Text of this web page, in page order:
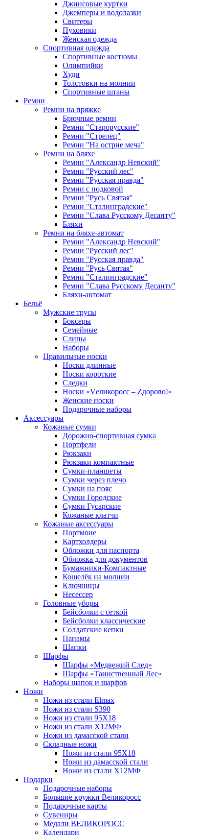
Джинсовые куртки
Джемперы и водолазки
Свитеры
Пуховики
Женская одежда
Спортивная одежда
Спортивные костюмы
Олимпийки
Худи
Толстовки на молнии
Спортивные штаны
Ремни
Ремни на пряжке
Брючные ремни
Ремни "Старорусские"
Ремни "Стрелец"
Ремни "На острие меча"
Ремни на бляхе
Ремни "Александр Невский"
Ремни "Русский лес"
Ремни "Русская правда"
Ремни с подковой
Ремни "Русь Святая"
Ремни "Сталинградские"
Ремни "Слава Русскому Десанту"
Бляхи
Ремни на бляхе-автомат
Ремни "Александр Невский"
Ремни "Русский лес"
Ремни "Русская правда"
Ремни "Русь Святая"
Ремни "Сталинградские"
Ремни "Слава Русскому Десанту"
Бляхи-автомат
Бельё
Мужские трусы
Боксеры
Семейные
Слипы
Наборы
Правильные носки
Носки длинные
Носки короткие
Следки
Носки «Vеликоросс – Zдорово!»
Женские носки
Подарочные наборы
Аксессуары
Кожаные сумки
Дорожно-спортивная сумка
Портфели
Рюкзаки
Рюкзаки компактные
Сумки-планшеты
Сумки через плечо
Сумки на пояс
Сумки Городские
Сумки Гусарские
Кожаные клатчи
Кожаные аксессуары
Портмоне
Картхолдеры
Обложки для паспорта
Обложка для документов
Бумажники-Компактные
Кошелёк на молнии
Ключницы
Несессер
Головные уборы
Бейсболки с сеткой
Бейсболки классические
Солдатские кепки
Панамы
Шапки
Шарфы
Шарфы «Медвежий След»
Шарфы «Таинственный Лес»
Наборы шапок и шарфов
Ножи
Ножи из стали Elmax
Ножи из стали S390
Ножи из стали 95X18
Ножи из стали Х12МФ
Ножи из дамасской стали
Складные ножи
Ножи из стали 95X18
Ножи из дамасской стали
Ножи из стали Х12МФ
Подарки
Подарочные наборы
Большие кружки Великоросс
Подарочные карты
Сувениры
Медали ВЕЛИКОРОСС
Календари